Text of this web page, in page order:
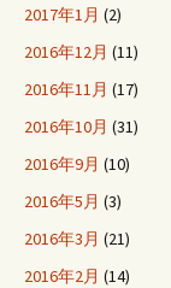
2017年1月 (2)
2016年12月 (11)
2016年11月 (17)
2016年10月 (31)
2016年9月 (10)
2016年5月 (3)
2016年3月 (21)
2016年2月 (14)